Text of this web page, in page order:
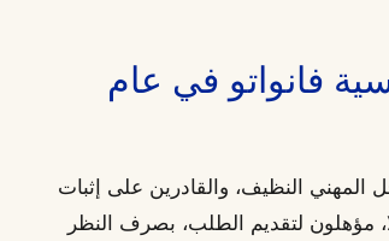
فانواتو في عام
المهني النظيف، والقادرين على إثبات
مؤهلون لتقديم الطلب، بصرف النظر